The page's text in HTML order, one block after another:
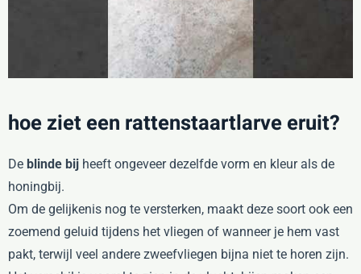
hoe ziet een rattenstaartlarve eruit?
De blinde bij heeft ongeveer dezelfde vorm en kleur als de
honingbij.
Om de gelijkenis nog te versterken, maakt deze soort ook een
zoemend geluid tijdens het vliegen of wanneer je hem vast
pakt, terwijl veel andere zweefvliegen bijna niet te horen zijn.